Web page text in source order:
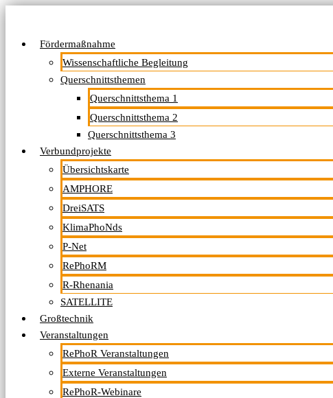
Fördermaßnahme
Wissenschaftliche Begleitung
Querschnittsthemen
Querschnittsthema 1
Querschnittsthema 2
Querschnittsthema 3
Verbundprojekte
Übersichtskarte
AMPHORE
DreiSATS
KlimaPhoNds
P-Net
RePhoRM
R-Rhenania
SATELLITE
Großtechnik
Veranstaltungen
RePhoR Veranstaltungen
Externe Veranstaltungen
RePhoR-Webinare